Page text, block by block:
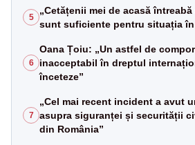
5
„Cetățenii mei de acasă
sunt suficiente pentru situația în
6
Oana Țoiu: „Un astfel de
inacceptabil în dreptul
înceteze”
7
„Cel mai recent incident a avut
asupra siguranței și securității
din România”